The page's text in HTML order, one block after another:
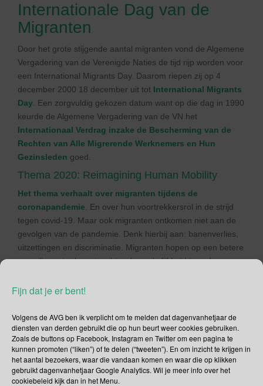
Fijn dat je er bent!
Volgens de AVG ben ik verplicht om te melden dat dagenvanhetjaar de
diensten van derden gebruikt die op hun beurt weer cookies gebruiken.
Zoals de buttons op Facebook, Instagram en Twitter om een pagina te
kunnen promoten (“liken”) of te delen (“tweeten”). En om inzicht te krijgen in
het aantal bezoekers, waar die vandaan komen en waar die op klikken
gebruikt dagenvanhetjaar Google Analytics. Wil je meer info over het
cookiebeleid kijk dan in het Menu.
Internationale Dag van de
Migranten
Door het grote stijgende aantal migranten vond de Algemene
Vergadering van de Verenigde Naties de tijd rijp worden voor
een International Migrants Day. Daarom riepen zij op 4
december 2000 18 december uit tot International Migrants
Day . Een zorgvuldig gekozen datum want op die dag in 1990
keurde de Algemene Vergadering van de VN het
Internationaal Verdrag inzake de Bescherming van de
Rechten van Alle Migrerende Werknemers en Hun
Gezinsleden goed.
Thema 2020: Reimagining Human Mobility
Het thema verhaalt over migranten tijdens de
coronapandemie . En over hun voortrekkersrol in de strijd
tegen covid-19. Maar ook migranten ontkomen niet aan de
gevolgen van de pandemie. Denk hierbij aan: banenverlies,
uitzettingen en discriminatie. Migranten hopen op een betere
en veiligere toekomst, echter de werkelijkheid is anders.
kunnen niet terug vanwege de reisbeperkingen. Buiten dit
uitbuiting. Dag van de Migranten roept op tot een inclusieve
maatschappij waarin migranten zich veilig kunnen voelen.
Werelddag van de Arabische
Taal